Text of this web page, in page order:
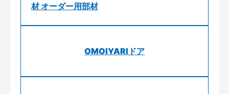
材 オーダー用部材
OMOIYARIドア